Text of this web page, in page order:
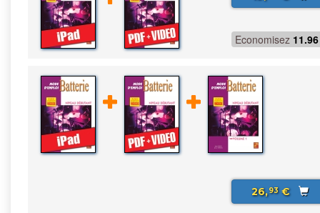
Economisez 11.96
26,93€